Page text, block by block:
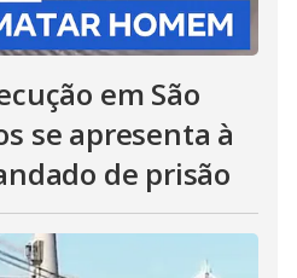
em São
se apresenta à
de prisão